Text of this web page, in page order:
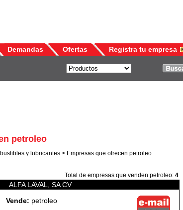
Demandas Ofertas Registra tu empresa
petroleo
y lubricantes > Empresas que ofrecen petroleo
Total de empresas que venden petroleo: 4
ALFA LAVAL, SA CV
Vende: petroleo